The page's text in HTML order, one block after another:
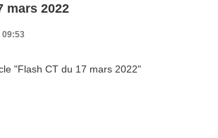
mars 2022
09:53